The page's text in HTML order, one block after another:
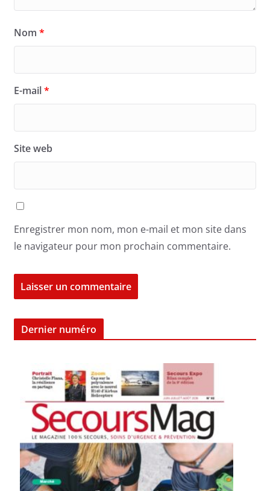
Nom *
E-mail*
Site web
Enregistrer mon nom, mon e-mail et mon site dans
le navigateur pour mon prochain commentaire.
Dernier numéro